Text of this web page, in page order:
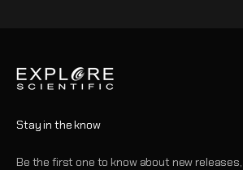
Stay in the know
Be the first one to know about new